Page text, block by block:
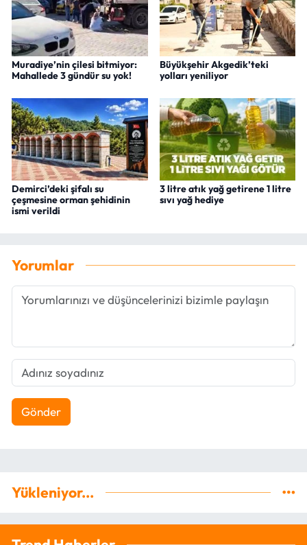
Muradiye’nin çilesi bitmiyor:
Mahallede 3 gündür su yok!
Büyükşehir Akgedik’teki
yolları yeniliyor
Demirci’deki şifalı su
çeşmesine orman şehidinin
ismi verildi
3 litre atık yağ getirene 1 litre
sıvı yağ hediye
Yorumlar
Gönder
Yükleniyor...